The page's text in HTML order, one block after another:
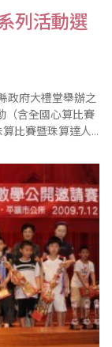
列活動選
（含全國心算比賽
比賽暨珠算達人